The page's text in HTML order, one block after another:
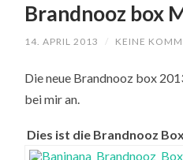
Brandnooz box
14. APRIL 2013 / KEINE
Die neue Brandnooz box
bei mir an.
Dies ist die Brandnooz